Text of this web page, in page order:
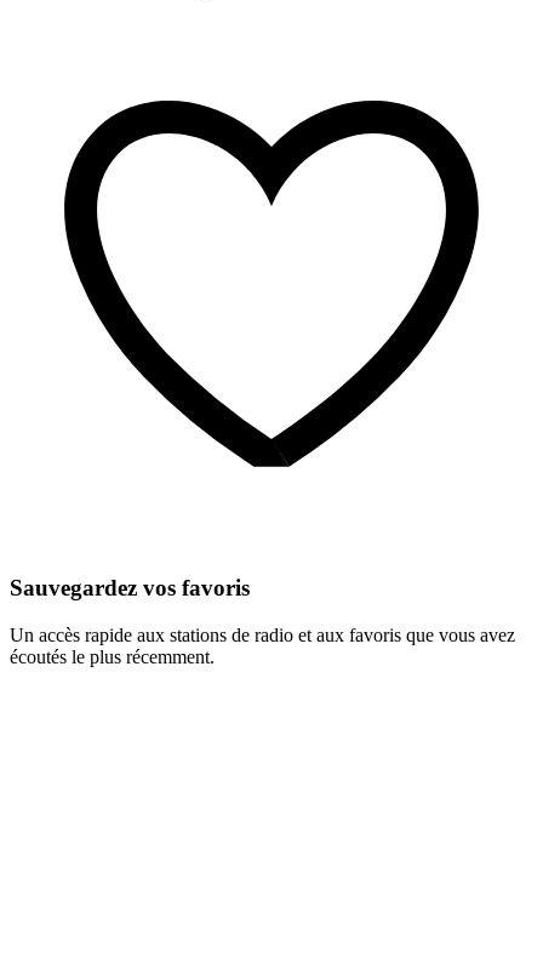
Sauvegardez vos favoris
Un accès rapide aux stations de radio et aux favoris que vous avez
écoutés le plus récemment.